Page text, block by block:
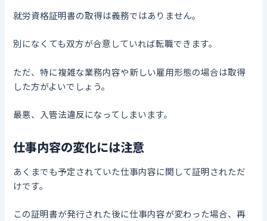
就労資格証明書の取得は義務ではありません。
別になくても双方が合意していれば転職できます。
ただ、特に複雑な業務内容や新しい雇用形態の場合は取得
した方がよいでしょう。
最悪、入管法違反になってしまいます。
仕事内容の変化には注意
あくまでも予定されていた仕事内容に関して証明されただ
けです。
この証明書が発行された後に仕事内容が変わった場合、再